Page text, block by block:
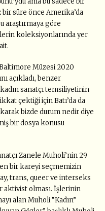
bir süre önce Amerika’da
araştırmaya göre
koleksiyonlarında yer
Müzesi 2020
açıkladı, benzer
sanatçı temsiliyetinin
çektiği için Batı’da da
bizde durum nedir diye
bir dosya konusu
Zanele Muholi’nin 29
bir kareyi seçmemizin
trans, queer ve interseks
aktivist olması. İşlerinin
alan Muholi “Kadın”